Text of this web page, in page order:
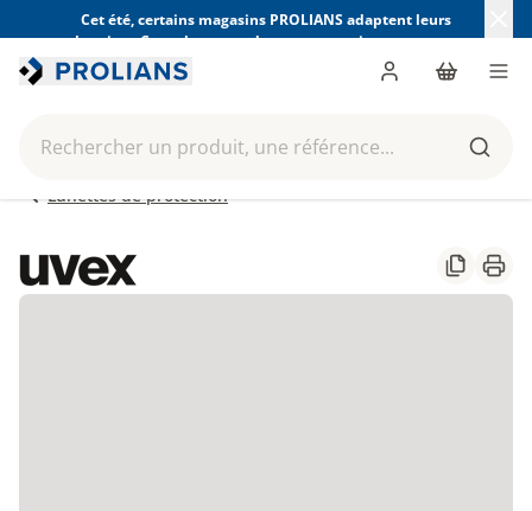
Cet été, certains magasins PROLIANS adaptent leurs
horaires. Consultez ceux de votre magasin avant votre
visite.
Rechercher un produit, une référence...
Panier
Lunettes de protection
Partager